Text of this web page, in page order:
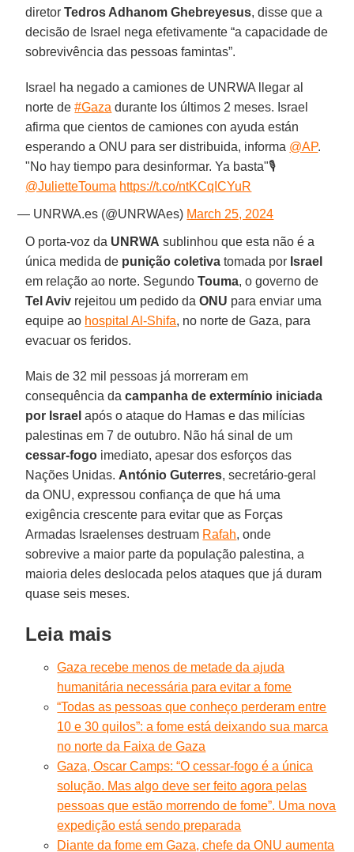
diretorTedros Adhanom Ghebreyesus, disse que a
decisão de Israel nega efetivamente “a capacidade de
sobrevivência das pessoas famintas”.
Israel ha negado a camiones de UNRWA llegar al
norte de#Gaza durante los últimos 2 meses. Israel
afirma que cientos de camiones con ayuda están
esperando a ONU para ser distribuida, informa @AP.
"No hay tiempo para desinformar. Ya basta"🎙️
@JulietteTouma https://t.co/ntKCqICYuR
— UNRWA.es (@UNRWAes) March 25, 2024
O porta-voz da UNRWA sublinhou que esta não é a
única medida de punição coletiva tomada por Israel
em relação ao norte. SegundoTouma, o governo de
Tel Aviv rejeitou um pedido daONU para enviar uma
equipe ao hospital Al-Shifa, no norte de Gaza, para
evacuar os feridos.
Mais de 32 mil pessoas já morreram em
consequência dacampanha de extermínio iniciada
por Israel após o ataque do Hamas e das milícias
palestinas em 7 de outubro. Não há sinal de um
cessar-fogo imediato, apesar dos esforços das
Nações Unidas. António Guterres, secretário-geral
da ONU, expressou confiança de que há uma
exigência crescente para evitar que as Forças
Armadas Israelenses destruam Rafah, onde
sobrevive a maior parte da população palestina, a
maioria deles deslocada pelos ataques que já duram
quase seis meses.
Leia mais
Gaza recebe menos de metade da ajuda
humanitária necessária para evitar a fome
“Todas as pessoas que conheço perderam entre
10 e 30 quilos”: a fome está deixando sua marca
no norte da Faixa de Gaza
Gaza, Oscar Camps: “O cessar-fogo é a única
solução. Mas algo deve ser feito agora pelas
pessoas que estão morrendo de fome”. Uma nova
expedição está sendo preparada
Diante da fome em Gaza, chefe da ONU aumenta